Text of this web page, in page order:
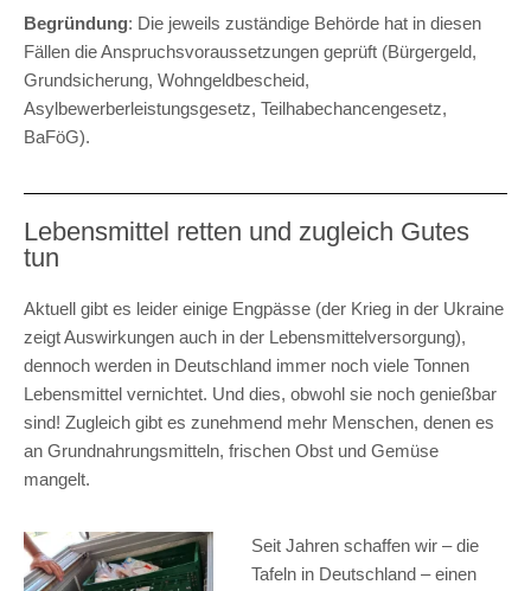
Begründung: Die jeweils zuständige Behörde hat in diesen
Fällen die Anspruchsvoraussetzungen geprüft (Bürgergeld,
Grundsicherung, Wohngeldbescheid,
Asylbewerberleistungsgesetz, Teilhabechancengesetz,
BaFöG).
Lebensmittel retten und zugleich Gutes
tun
Aktuell gibt es leider einige Engpässe (der Krieg in der Ukraine
zeigt Auswirkungen auch in der Lebensmittelversorgung),
dennoch werden in Deutschland immer noch viele Tonnen
Lebensmittel vernichtet. Und dies, obwohl sie noch genießbar
sind! Zugleich gibt es zunehmend mehr Menschen, denen es
an Grundnahrungsmitteln, frischen Obst und Gemüse
mangelt.
Seit Jahren schaffen wir – die
Tafeln in Deutschland – einen